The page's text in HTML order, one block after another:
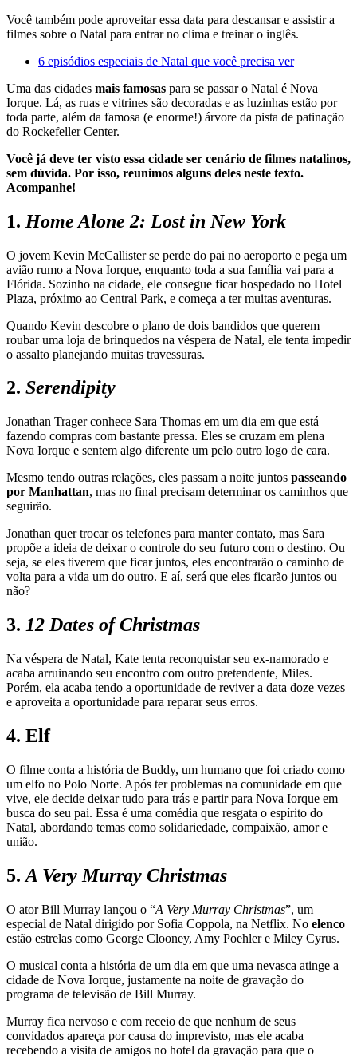
Você também pode aproveitar essa data para descansar e assistir a
filmes sobre o Natal para entrar no clima e treinar o inglês.
6 episódios especiais de Natal que você precisa ver
Uma das cidades mais famosas para se passar o Natal é Nova
Iorque. Lá, as ruas e vitrines são decoradas e as luzinhas estão por
toda parte, além da famosa (e enorme!) árvore da pista de patinação
do Rockefeller Center.
Você já deve ter visto essa cidade ser cenário de filmes natalinos,
sem dúvida. Por isso, reunimos alguns deles neste texto.
Acompanhe!
1. Home Alone 2: Lost in New York
O jovem Kevin McCallister se perde do pai no aeroporto e pega um
avião rumo a Nova Iorque, enquanto toda a sua família vai para a
Flórida. Sozinho na cidade, ele consegue ficar hospedado no Hotel
Plaza, próximo ao Central Park, e começa a ter muitas aventuras.
Quando Kevin descobre o plano de dois bandidos que querem
roubar uma loja de brinquedos na véspera de Natal, ele tenta impedir
o assalto planejando muitas travessuras.
2. Serendipity
Jonathan Trager conhece Sara Thomas em um dia em que está
fazendo compras com bastante pressa. Eles se cruzam em plena
Nova Iorque e sentem algo diferente um pelo outro logo de cara.
Mesmo tendo outras relações, eles passam a noite juntos passeando
por Manhattan, mas no final precisam determinar os caminhos que
seguirão.
Jonathan quer trocar os telefones para manter contato, mas Sara
propõe a ideia de deixar o controle do seu futuro com o destino. Ou
seja, se eles tiverem que ficar juntos, eles encontrarão o caminho de
volta para a vida um do outro. E aí, será que eles ficarão juntos ou
não?
3. 12 Dates of Christmas
Na véspera de Natal, Kate tenta reconquistar seu ex-namorado e
acaba arruinando seu encontro com outro pretendente, Miles.
Porém, ela acaba tendo a oportunidade de reviver a data doze vezes
e aproveita a oportunidade para reparar seus erros.
4. Elf
O filme conta a história de Buddy, um humano que foi criado como
um elfo no Polo Norte. Após ter problemas na comunidade em que
vive, ele decide deixar tudo para trás e partir para Nova Iorque em
busca do seu pai. Essa é uma comédia que resgata o espírito do
Natal, abordando temas como solidariedade, compaixão, amor e
união.
5. A Very Murray Christmas
O ator Bill Murray lançou o “A Very Murray Christmas”, um
especial de Natal dirigido por Sofia Coppola, na Netflix. No elenco
estão estrelas como George Clooney, Amy Poehler e Miley Cyrus.
O musical conta a história de um dia em que uma nevasca atinge a
cidade de Nova Iorque, justamente na noite de gravação do
programa de televisão de Bill Murray.
Murray fica nervoso e com receio de que nenhum de seus
convidados apareça por causa do imprevisto, mas ele acaba
recebendo a visita de amigos no hotel da gravação para que o